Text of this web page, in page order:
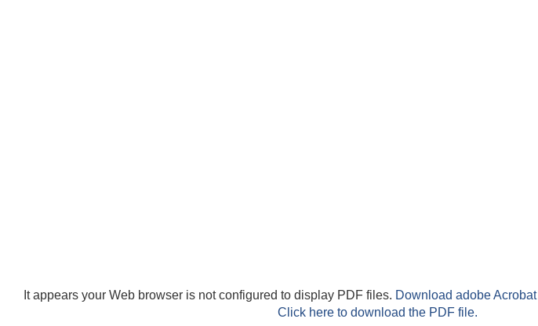
It appears your Web browser is not configured to display PDF files. Download adobe Acrobat
Click here to download the PDF file.